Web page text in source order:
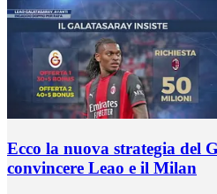
Ecco la nuova strategia del
convincere Leao e il Milan